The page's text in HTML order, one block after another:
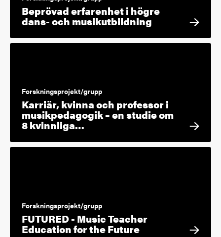
Beprövad erfarenhet i högre
dans- och musikutbildning
Forskningsprojekt/grupp
Karriär, kvinna och professor i
musikpedagogik – en studie om
8 kvinnliga…
Forskningsprojekt/grupp
FUTURED - Music Teacher
Education for the Future